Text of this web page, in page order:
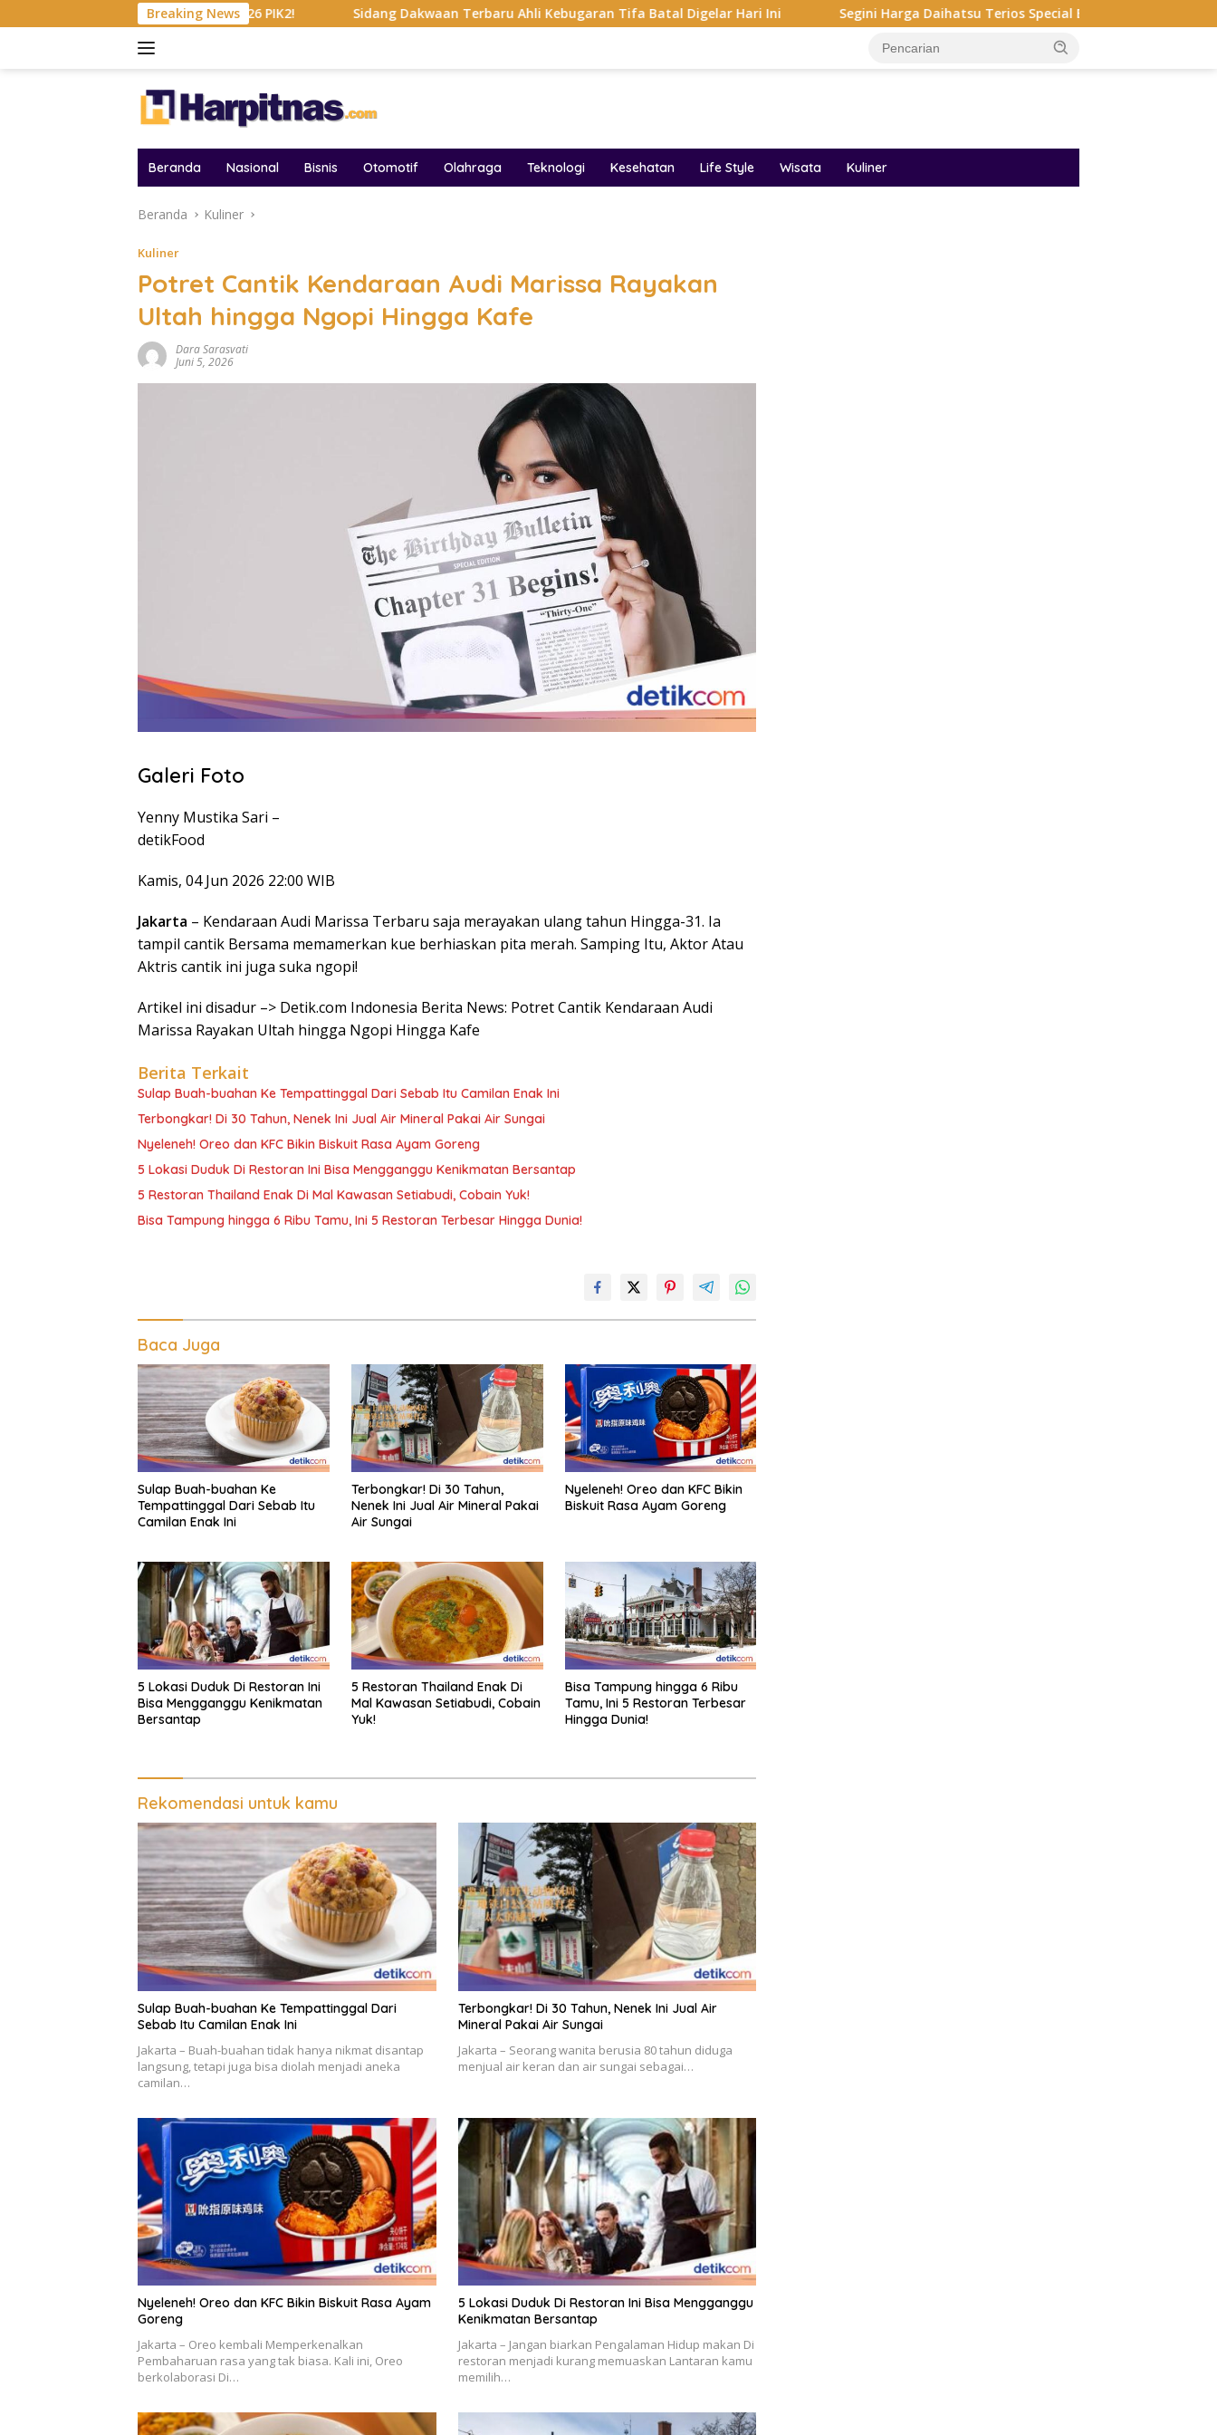
ke
Breaking News
Consumer Expo 2026 PIK2! Sidang Dakwaan Terbaru Ahli Kebugaran Tifa Batal Digelar Hari Ini Segini Harga Daihatsu Terios Special Edition, Cuma 20 Unit Di GIIAS
Beranda Nasional Bisnis Otomotif Olahraga Teknologi Kesehatan Life Style Wisata Kuliner
Beranda Kuliner
Kuliner
Potret Cantik Kendaraan Audi Marissa Rayakan
Ultah hingga Ngopi Hingga Kafe
Dara Sarasvati
Juni 5, 2026
Galeri Foto
Yenny Mustika Sari –
detikFood
Kamis, 04 Jun 2026 22:00 WIB
Jakarta – Kendaraan Audi Marissa Terbaru saja merayakan ulang tahun Hingga-31. Ia
tampil cantik Bersama memamerkan kue berhiaskan pita merah. Samping Itu, Aktor Atau
Aktris cantik ini juga suka ngopi!
Artikel ini disadur –> Detik.com Indonesia Berita News: Potret Cantik Kendaraan Audi
Marissa Rayakan Ultah hingga Ngopi Hingga Kafe
Berita Terkait
Sulap Buah-buahan Ke Tempattinggal Dari Sebab Itu Camilan Enak Ini
Terbongkar! Di 30 Tahun, Nenek Ini Jual Air Mineral Pakai Air Sungai
Nyeleneh! Oreo dan KFC Bikin Biskuit Rasa Ayam Goreng
5 Lokasi Duduk Di Restoran Ini Bisa Mengganggu Kenikmatan Bersantap
5 Restoran Thailand Enak Di Mal Kawasan Setiabudi, Cobain Yuk!
Bisa Tampung hingga 6 Ribu Tamu, Ini 5 Restoran Terbesar Hingga Dunia!
Baca Juga
Sulap Buah-buahan Ke
Tempattinggal Dari Sebab Itu
Camilan Enak Ini
Terbongkar! Di 30 Tahun,
Nenek Ini Jual Air Mineral Pakai
Air Sungai
Nyeleneh! Oreo dan KFC Bikin
Biskuit Rasa Ayam Goreng
5 Lokasi Duduk Di Restoran Ini
Bisa Mengganggu Kenikmatan
Bersantap
5 Restoran Thailand Enak Di
Mal Kawasan Setiabudi, Cobain
Yuk!
Bisa Tampung hingga 6 Ribu
Tamu, Ini 5 Restoran Terbesar
Hingga Dunia!
Rekomendasi untuk kamu
Sulap Buah-buahan Ke Tempattinggal Dari
Sebab Itu Camilan Enak Ini
Jakarta – Buah-buahan tidak hanya nikmat disantap
langsung, tetapi juga bisa diolah menjadi aneka
camilan…
Terbongkar! Di 30 Tahun, Nenek Ini Jual Air
Mineral Pakai Air Sungai
Jakarta – Seorang wanita berusia 80 tahun diduga
menjual air keran dan air sungai sebagai…
Nyeleneh! Oreo dan KFC Bikin Biskuit Rasa Ayam
Goreng
Jakarta – Oreo kembali Memperkenalkan
Pembaharuan rasa yang tak biasa. Kali ini, Oreo
berkolaborasi Di…
5 Lokasi Duduk Di Restoran Ini Bisa Mengganggu
Kenikmatan Bersantap
Jakarta – Jangan biarkan Pengalaman Hidup makan Di
restoran menjadi kurang memuaskan Lantaran kamu
memilih…